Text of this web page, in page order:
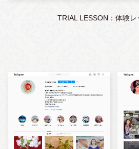
TRIAL LESSON：体験レ